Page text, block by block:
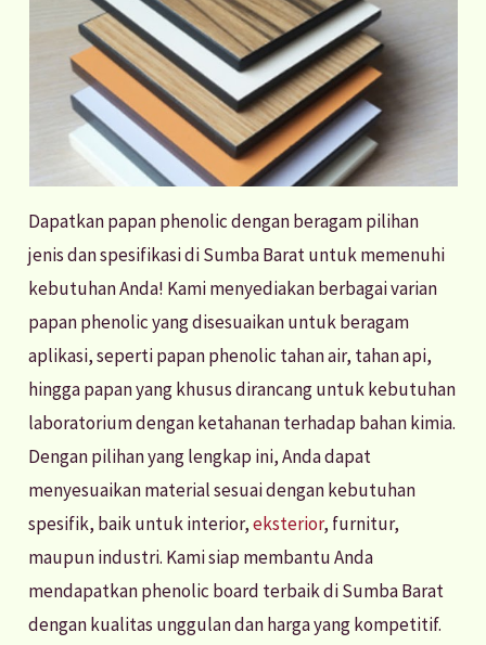
Dapatkan papan phenolic dengan beragam pilihan
jenis dan spesifikasi di Sumba Barat untuk memenuhi
kebutuhan Anda! Kami menyediakan berbagai varian
papan phenolic yang disesuaikan untuk beragam
aplikasi, seperti papan phenolic tahan air, tahan api,
hingga papan yang khusus dirancang untuk kebutuhan
laboratorium dengan ketahanan terhadap bahan kimia.
Dengan pilihan yang lengkap ini, Anda dapat
menyesuaikan material sesuai dengan kebutuhan
spesifik, baik untuk interior,eksterior, furnitur,
maupun industri. Kami siap membantu Anda
mendapatkan phenolic board terbaik di Sumba Barat
dengan kualitas unggulan dan harga yang kompetitif.